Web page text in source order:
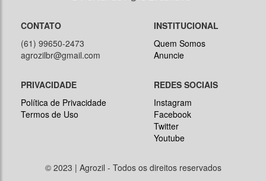
CONTATO
(61) 99650-2473
agrozilbr@gmail.com
INSTITUCIONAL
Quem Somos
Anuncie
PRIVACIDADE
Política de Privacidade
Termos de Uso
REDES SOCIAIS
Instagram
Facebook
Twitter
Youtube
© 2023 | Agrozil - Todos os direitos reservados